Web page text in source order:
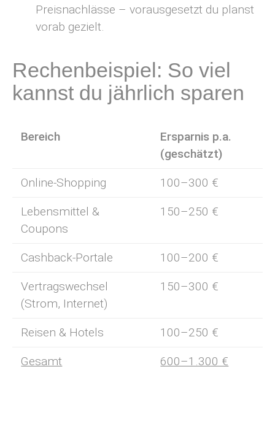
Preisnachlässe – vorausgesetzt du planst
vorab gezielt.
Rechenbeispiel: So viel
kannst du jährlich sparen
Bereich
Ersparnis p.a.
(geschätzt)
Online-Shopping 100–300 €
Lebensmittel &
Coupons
150–250 €
Cashback-Portale 100–200 €
Vertragswechsel
(Strom, Internet)
150–300 €
Reisen & Hotels 100–250 €
Gesamt 600–1.300 €